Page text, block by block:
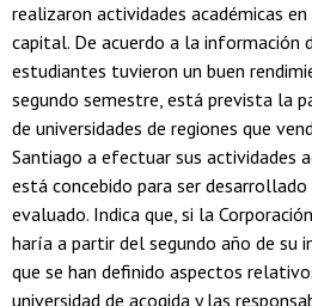
realizaron actividades académicas
capital. De acuerdo a la información
estudiantes tuvieron un buen
segundo semestre, está prevista la
de universidades de regiones que
Santiago a efectuar sus actividades
está concebido para ser
evaluado. Indica que, si la
haría a partir del segundo año de su
que se han definido aspectos
universidad de acogida y las